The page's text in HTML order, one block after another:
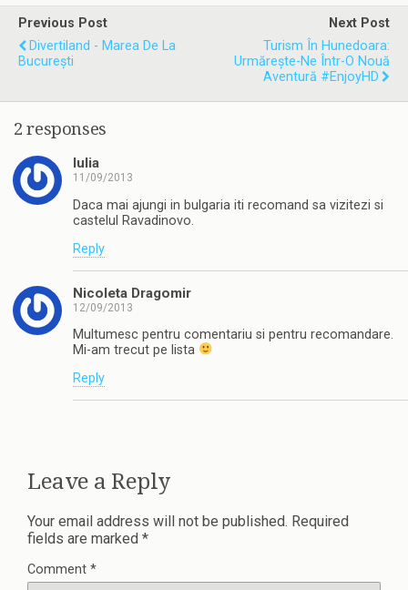
Previous Post
Divertiland - Marea De La
București
Next Post
Turism În Hunedoara:
Urmărește-Ne Într-O Nouă
Aventură #enjoyHD
2 responses
Iulia
11/09/2013
Daca mai ajungi in bulgaria iti recomand sa vizitezi si
castelul Ravadinovo.
Reply
Nicoleta Dragomir
12/09/2013
Multumesc pentru comentariu si pentru recomandare.
Mi-am trecut pe lista
Reply
Leave a Reply
Your email address will not be published. Required
fields are marked *
Comment *